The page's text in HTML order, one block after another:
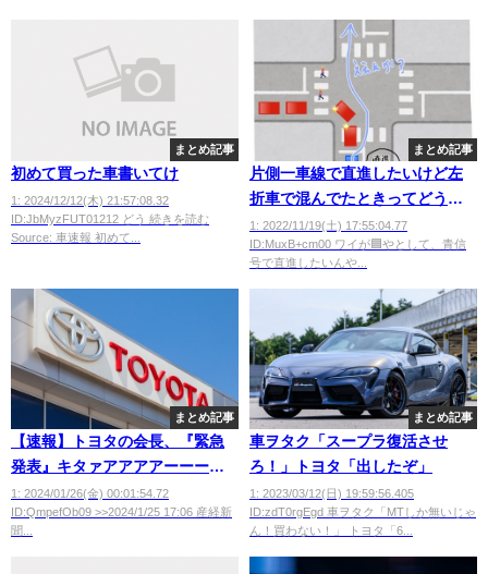
まとめ記事
初めて買った車書いてけ
1: 2024/12/12(木) 21:57:08.32
ID:JbMyzFUT01212 どう 続きを読む
Source: 車速報 初めて...
まとめ記事
片側一車線で直進したいけど左
折車で混んでたときってどうし
たらいいんや・・・・
1: 2022/11/19(土) 17:55:04.77
ID:MuxB+cm00 ワイが🟦やとして、青信
号で直進したいんや...
まとめ記事
【速報】トヨタの会長、『緊急
発表』キタァアアアアーーー
ー！！！！！
1: 2024/01/26(金) 00:01:54.72
ID:QmpefOb09 >>2024/1/25 17:06 産経新
聞...
まとめ記事
車ヲタク「スープラ復活させ
ろ！」トヨタ「出したぞ」
1: 2023/03/12(日) 19:59:56.405
ID:zdT0rgEgd 車ヲタク「MTしか無いじゃ
ん！買わない！」 トヨタ「6...